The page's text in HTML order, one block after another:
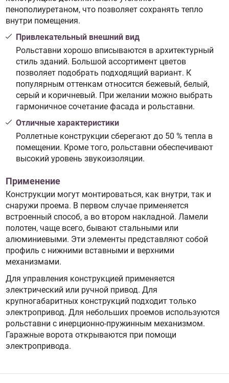
пенополиуретаном, что позволяет сохранять тепло
внутри помещения.
Привлекательный внешний вид
Рольставни хорошо вписываются в архитектурный
стиль зданий. Большой ассортимент цветов
позволяет подобрать подходящий вариант. К
популярным оттенкам относится бежевый, белый,
серый и коричневый. При желании можно выбрать
гармоничное сочетание фасада и рольставни.
Отличные характеристики
Роллетные конструкции сберегают до 50 % тепла в
помещении. Кроме того, рольставни обеспечивают
высокий уровень звукоизоляции.
Применение
Конструкции могут монтироваться, как внутри, так и
снаружи проема. В первом случае применяется
встроенный способ, а во втором накладной. Ламели
полотен, чаще всего, бывают стальными или
алюминиевыми. Эти элементы представляют собой
профиль с нижними вставными и верхними
механизмами.
Для управления конструкцией применяется
электрический или ручной привод. Для
крупногабаритных конструкций подходит только
электропривод. Для небольших проемов используются
рольставни с инерционно-пружинным механизмом.
Гаражные ворота открываются при помощи
электропривода.